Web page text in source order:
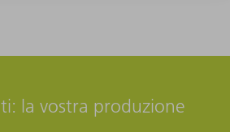
la vostra produzione